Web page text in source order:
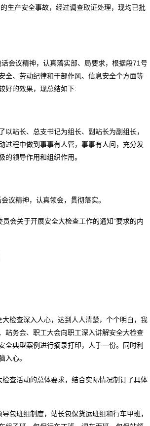
生产安全事故，经过调查取证处理，现均已批
会议精神，认真落实部、局要求，根据段71号
全、劳动纪律和干部作风、信息安全个方面等
好的效果，现总结如下:
站长、总支书记为组长、副站长为副组长，
过程中做到事事有人管，事事有人问，充分发
领导作用和组织作用。
议精神，认真领会，贯彻落实。
会关于开展安全大检查工作的通知”要求的内
检查深入人心，达到人人清楚，个个明白，我
站务会、职工大会向职工深入讲解安全大检查
典型案例进行摘录打印，人手一份。同时利
入心。
查活动的总体要求，结合实际情况制订了具体
包班组制度，站长包保货运班组和行车甲班，